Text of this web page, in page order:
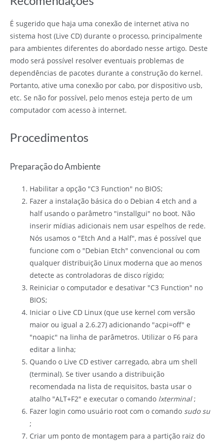
É sugerido que haja uma conexão de internet ativa no
sistema host (Live CD) durante o processo, principalmente
para ambientes diferentes do abordado nesse artigo. Deste
modo será possível resolver eventuais problemas de
dependências de pacotes durante a construção do kernel.
Portanto, ative uma conexão por cabo, por dispositivo usb,
etc. Se não for possível, pelo menos esteja perto de um
computador com acesso à internet.
Procedimentos
Preparação do Ambiente
Habilitar a opção "C3 Function" no BIOS;
Fazer a instalação básica do o Debian 4 etch and a
half usando o parâmetro "installgui" no boot. Não
inserir mídias adicionais nem usar espelhos de rede.
Nós usamos o "Etch And a Half", mas é possível que
funcione com o "Debian Etch" convencional ou com
qualquer distribuição Linux moderna que ao menos
detecte as controladoras de disco rígido;
Reiniciar o computador e desativar "C3 Function" no
BIOS;
Iniciar o Live CD Linux (que use kernel com versão
maior ou igual a 2.6.27) adicionando "acpi=off" e
"noapic" na linha de parâmetros. Utilizar o F6 para
editar a linha;
Quando o Live CD estiver carregado, abra um shell
(terminal). Se tiver usando a distribuição
recomendada na lista de requisitos, basta usar o
atalho "ALT+F2" e executar o comando lxterminal;
Fazer login como usuário root com o comando sudo su
;
Criar um ponto de montagem para a partição raiz do